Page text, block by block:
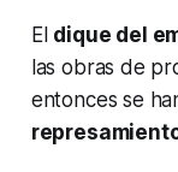
El dique del
las obras de
entonces se